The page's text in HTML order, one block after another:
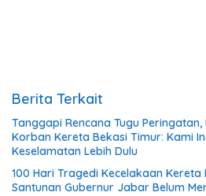
Berita Terkait
Tanggapi Rencana Tugu
Korban Kereta Bekasi Timur: Kami
Keselamatan Lebih Dulu
100 Hari Tragedi Kecelakaan Kereta
Santunan Gubernur Jabar Belum